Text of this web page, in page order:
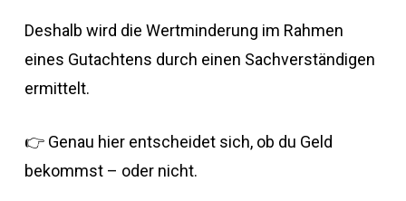
Deshalb wird die Wertminderung im Rahmen
eines Gutachtens durch einen Sachverständigen
ermittelt.
👉 Genau hier entscheidet sich, ob du Geld
bekommst – oder nicht.